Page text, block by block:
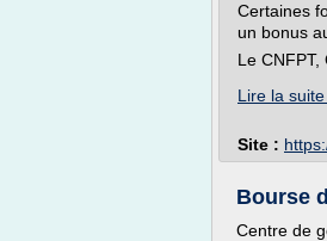
Certaines
un bonus
Le CNFPT,
Lire la suite
Site :
Bourse
Centre de